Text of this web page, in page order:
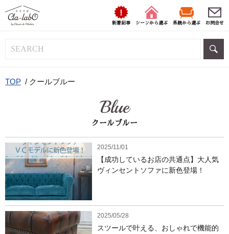
新着記事 シーンから選ぶ 系統から選ぶ お問合せ
TOP / クールブルー
Blue
クールブルー
2025/11/01
【成功しているお店の共通点】大人気
ヴィンセントソファに新色登場！
2025/05/28
スツールで叶える、おしゃれで機能的